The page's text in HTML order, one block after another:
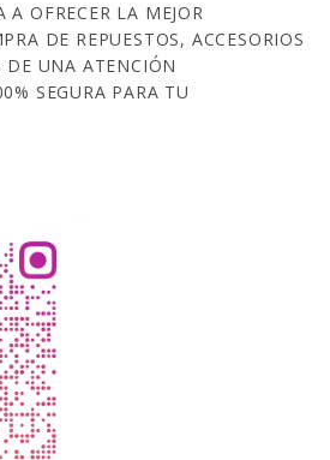
OFRECER LA MEJOR
DE REPUESTOS, ACCESORIOS
DE UNA ATENCIÓN
SEGURA PARA TU